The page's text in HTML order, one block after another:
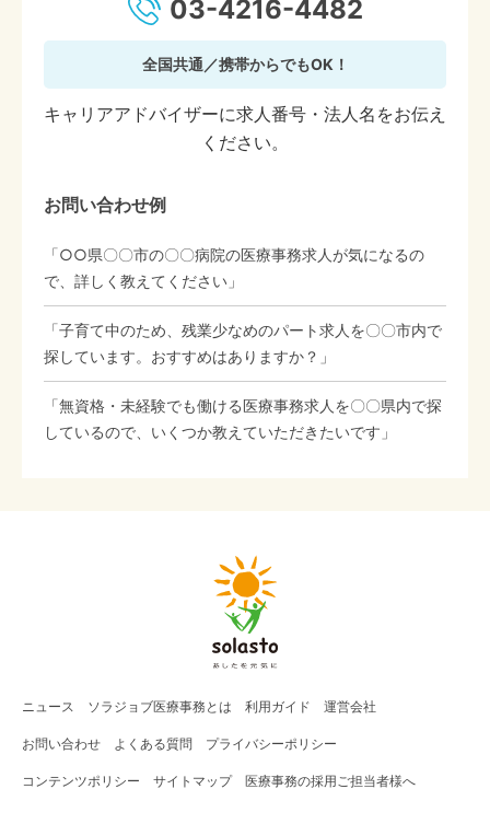
03-4216-4482
全国共通／携帯からでもOK！
キャリアアドバイザーに求人番号・法人名をお伝え
ください。
お問い合わせ例
「○○県〇〇市の〇〇病院の医療事務求人が気になるの
で、詳しく教えてください」
「子育て中のため、残業少なめのパート求人を〇〇市内で
探しています。おすすめはありますか？」
「無資格・未経験でも働ける医療事務求人を〇〇県内で探
しているので、いくつか教えていただきたいです」
ニュース ソラジョブ医療事務 とは 利用ガイド 運営会社
お問い合わせ よくある質問 プライバシーポリシー
コンテンツポリシー サイトマップ 医療事務の採用ご担当者様へ